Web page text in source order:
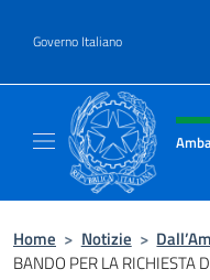
Governo Italiano
Intestazione
Home > Notizie >
BANDO PER LA RICHIESTA